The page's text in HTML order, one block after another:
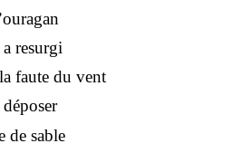
resurgi
faute du vent
de sable